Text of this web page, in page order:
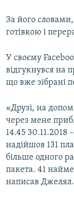
За його
готівкою і
У своєму
відгукнувся на
що вже зібрані
«Друзі, на
через мене
14.45 30.11.2018
надійшов 131
більше одного
пакета. 41
написав Джелял.